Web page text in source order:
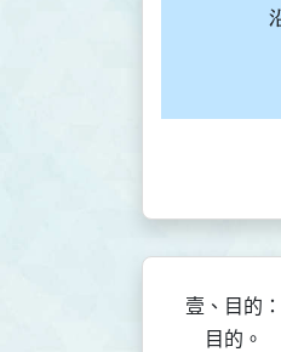
壹、目的
    目的。